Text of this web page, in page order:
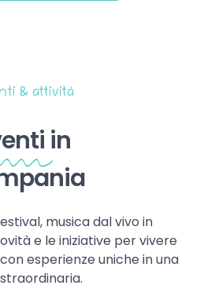
& attività
in
musica dal vivo in
e le iniziative per vivere
esperienze uniche in una